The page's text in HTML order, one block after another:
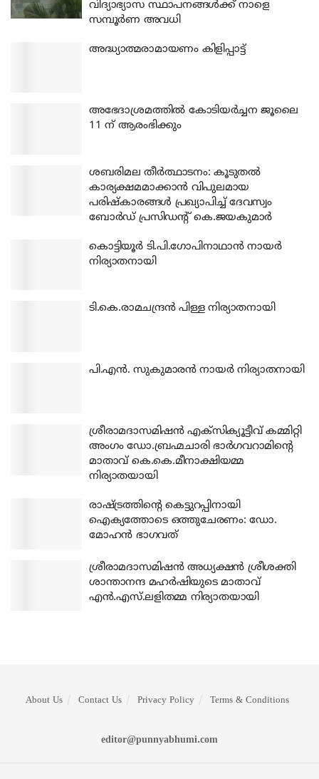
വിദ്യാഭ്യാസ സ്ഥാപനങ്ങൾക്ക് നാളെ
സമ്പൂർണ അവധി
അദ്ധ്യാത്മരാമായണം കിളിപ്പാട്ട്
അഭേദാശ്രമത്തില്‍ കോടിയര്‍ച്ചന ജൂലൈ
11 ന് ആരംഭിക്കും
ശബരിമല തീര്‍ത്ഥാടനം: കൂടുതല്‍
കാര്യക്ഷമമാക്കാന്‍ വിപുലമായ
പരിഷ്‌കാരങ്ങള്‍ പ്രഖ്യാപിച്ച് ദേവസ്വം
ബോര്‍ഡ് പ്രസിഡന്റ് കെ.ജയകുമാര്‍
കൊട്ടിയൂര്‍ ടി.പി.ഗോപിനാഥാന്‍ നായര്‍
നിര്യാതനായി
ടി.കെ.രാമചന്ദ്രന്‍ പിള്ള നിര്യാതനായി
പി.എന്‍. സുകുമാരന്‍ നായര്‍ നിര്യാതനായി
ശ്രീരാമദാസമിഷന്‍ എക്‌സിക്യൂട്ടീവ് കമ്മിറ്റി
അംഗം ഡോ.ബ്രഹ്മചാരി ഭാര്‍ഗവറാമിന്റെ
മാതാവ് കെ.കെ.മീനാക്ഷിയമ്മ
നിര്യാതയായി
രാഷ്ട്രത്തിന്റെ കെട്ടുറപ്പിനായി
ഐക്യത്തോടെ ഒത്തുചേരണം: ഡോ.
മോഹന്‍ ഭാഗവത്
ശ്രീരാമദാസമിഷന്‍ അധ്യക്ഷന്‍ ശ്രീശക്തി
ശാന്താനന്ദ മഹര്‍ഷിയുടെ മാതാവ്
എന്‍.എസ്.ലളിതമ്മ നിര്യാതയായി
About Us Contact Us Privacy Policy Terms & Conditions
editor@punnyabhumi.com